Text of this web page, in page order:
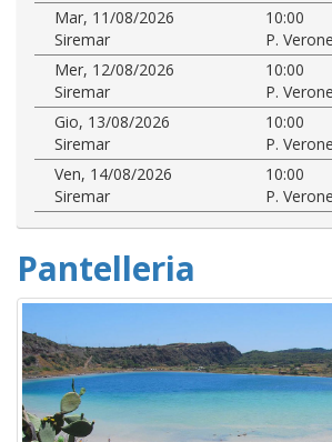
Mar, 11/08/2026
10:00
Siremar
P.
Mer, 12/08/2026
10:00
Siremar
P.
Gio, 13/08/2026
10:00
Siremar
P.
Ven, 14/08/2026
10:00
Siremar
P.
Pantelleria